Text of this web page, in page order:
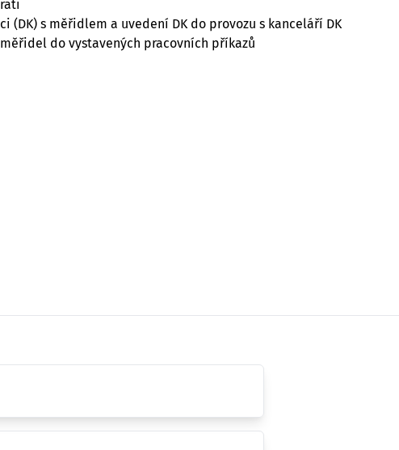
s měřidlem a uvedení DK do provozu s kanceláří DK
do vystavených pracovních příkazů